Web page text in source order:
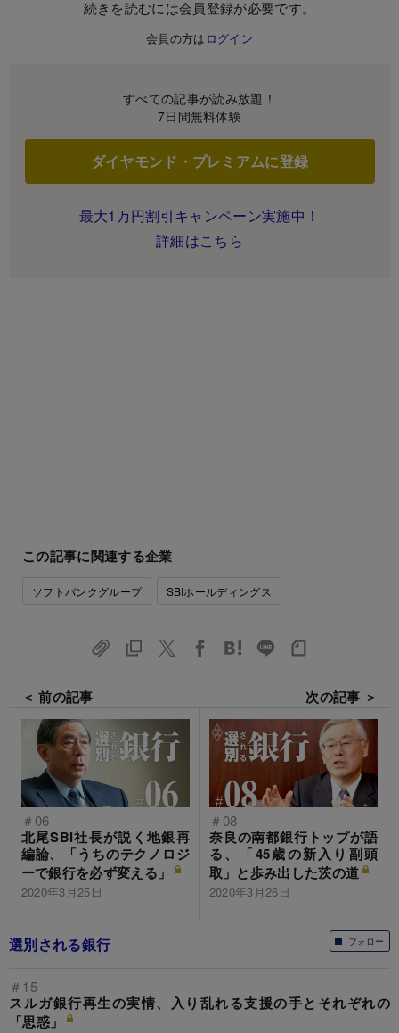
続きを読むには会員登録が必要です。
会員の方は ログイン
すべての記事が読み放題！
7日間無料体験
ダイヤモンド・プレミアムに登録
最大1万円割引キャンペーン実施中！
詳細はこちら
この記事に関連する企業
ソフトバンクグループ SBIホールディングス
＜ 前の記事
＃06
北尾SBI社長が説く地銀再
編論、「うちのテクノロジ
ーで銀行を必ず変える」
2020年3月25日
次の記事 ＞
＃08
奈良の南都銀行トップが語
る、「45歳の新入り副頭
取」と歩み出した茨の道
2020年3月26日
フォロー
選別される銀行
＃15
スルガ銀行再生の実情、入り乱れる支援の手とそれぞれの
「思惑」